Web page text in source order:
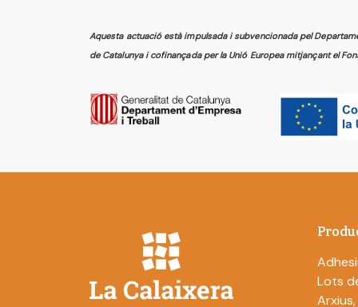
Aquesta actuació està impulsada i subvencionada pel
de Catalunya i cofinançada per la Unió Europea mitjançant el
Lots